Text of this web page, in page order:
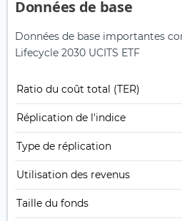
Données de base
Données de base importantes
Lifecycle 2030 UCITS ETF
Ratio du coût total (TER)
Réplication de l'indice
Type de réplication
Utilisation des revenus
Taille du fonds